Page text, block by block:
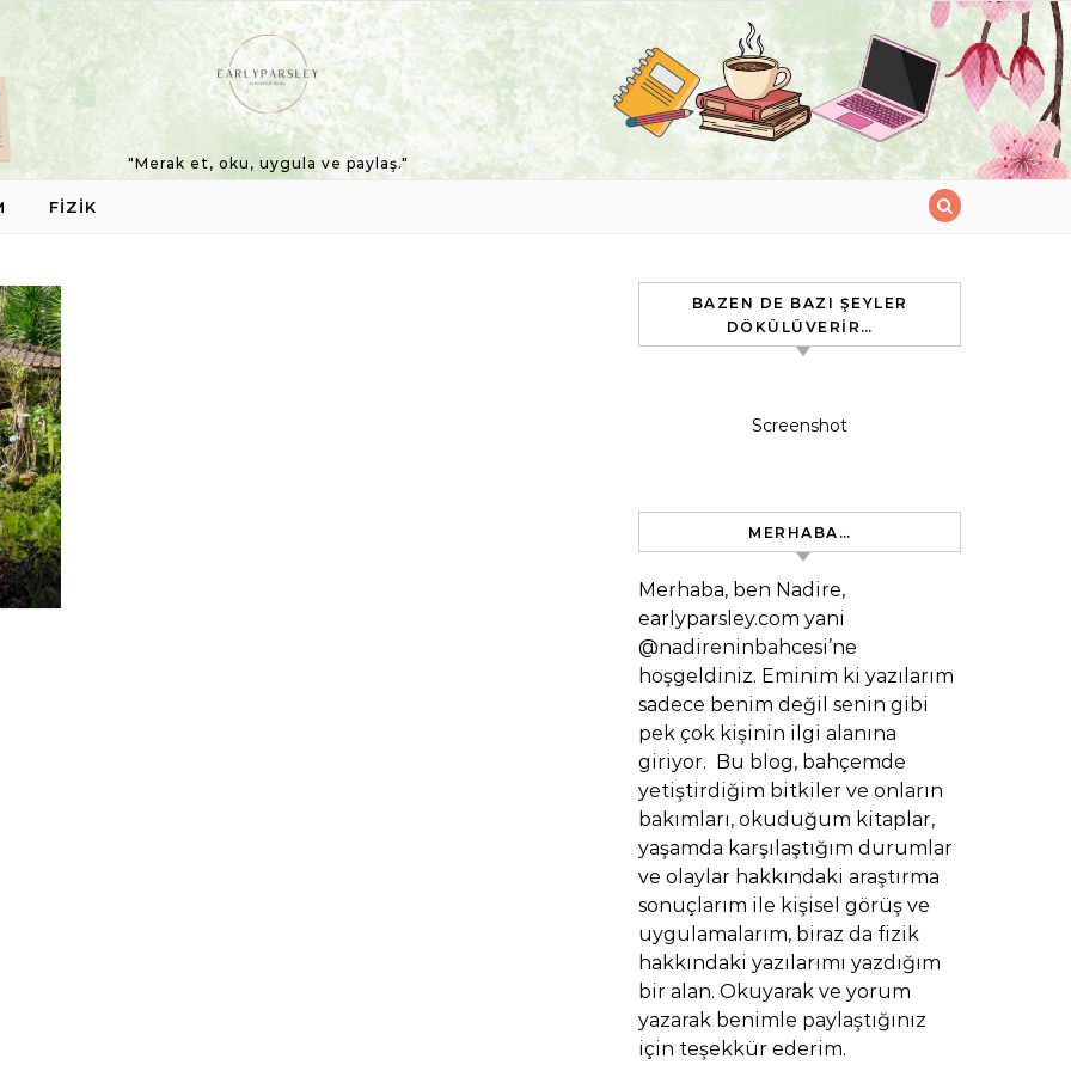
"Merak et, oku, uygula ve paylaş."
FIZIK
BAZEN DE BAZI ŞEYLER
DÖKÜLÜVERIR…
Screenshot
MERHABA…
Merhaba, ben Nadire,
earlyparsley.com yani
@nadireninbahcesi’ne
hoşgeldiniz. Eminim ki yazılarım
sadece benim değil senin gibi
pek çok kişinin ilgi alanına
giriyor. Bu blog, bahçemde
yetiştirdiğim bitkiler ve onların
bakımları, okuduğum kitaplar,
yaşamda karşılaştığım durumlar
ve olaylar hakkındaki araştırma
sonuçlarım ile kişisel görüş ve
uygulamalarım, biraz da fizik
hakkındaki yazılarımı yazdığım
bir alan. Okuyarak ve yorum
yazarak benimle paylaştığınız
için teşekkür ederim.